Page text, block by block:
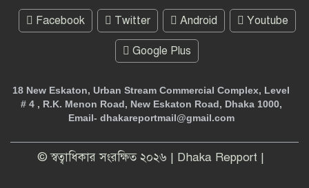
Facebook Twitter Android Youtube
Google Plus
18 New Eskaton, Urban Stream Commercial Complex, Level
# 4 , R.K. Menon Road, New Eskaton Road, Dhaka 1000,
Email- dhakareportmail@gmail.com
© স্বত্বাধিকার সংরক্ষিত ২০২৬ | Dhaka Repport |